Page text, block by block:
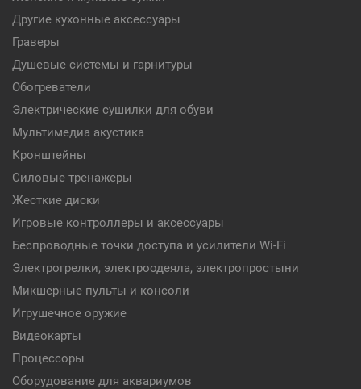
Другие кухонные аксессуары
Граверы
Душевые системы и гарнитуры
Обогреватели
Электрические сушилки для обуви
Мультимедиа акустика
Кронштейны
Силовые тренажеры
Жесткие диски
Игровые контроллеры и аксессуары
Беспроводные точки доступа и усилители Wi-Fi
Электрогрелки, электроодеяла, электропростыни
Микшерные пульты и консоли
Игрушечное оружие
Видеокарты
Процессоры
Оборудование для аквариумов